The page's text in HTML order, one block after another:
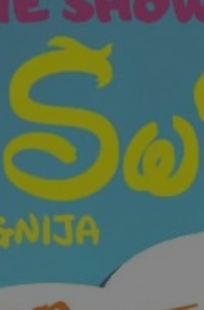
Ten plik cookie przechowuje identyfikator sesji.
Ten plik cookie przechowuje identyfikator sesji.
Ten plik cookie przechowuje identyfikator sesji.
Ten plik cookie jest używany do celów
uwierzytelniania i bezpieczeństwa, zapewniając, że
użytkownicy pozostają zalogowani, a ich dane są
zabezpieczone, jak poruszać się przez witrynę
internetową lub interakcji z jej usług.
Ten plik cookie służy do rozróżniania ludzi i botów.
Jest to korzystne dla strony internetowej, ponieważ
umożliwia tworzenie ważnych raportów na temat
korzystania z jej witryny internetowej.
Ten plik cookie służy do rozróżniania ludzi i botów.
Jest to korzystne dla strony internetowej, ponieważ
umożliwia tworzenie ważnych raportów na temat
korzystania z jej witryny internetowej.
Ten plik cookie jest używany do przechowywania
zgody użytkownika i wyboru prywatności dla ich
interakcji z witryną. Rejestruje dane dotyczące
zgody odwiedzającego na różne polityki i
ustawienia prywatności, zapewniając, że ich
preferencje zostaną uhonorowane w przyszłych
sesjach.
Ten plik cookie jest używany przez usługę Cookie-